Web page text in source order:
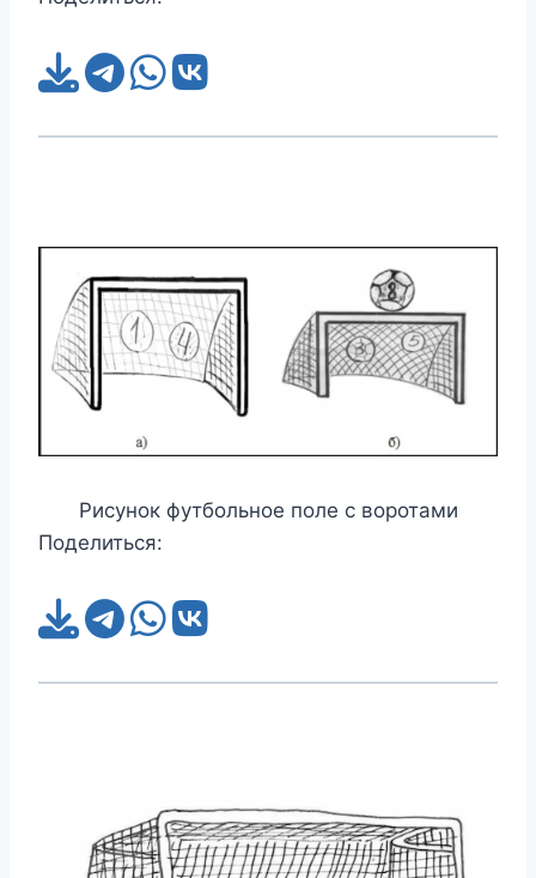
Рисунок футбольное поле с воротами
Поделиться: